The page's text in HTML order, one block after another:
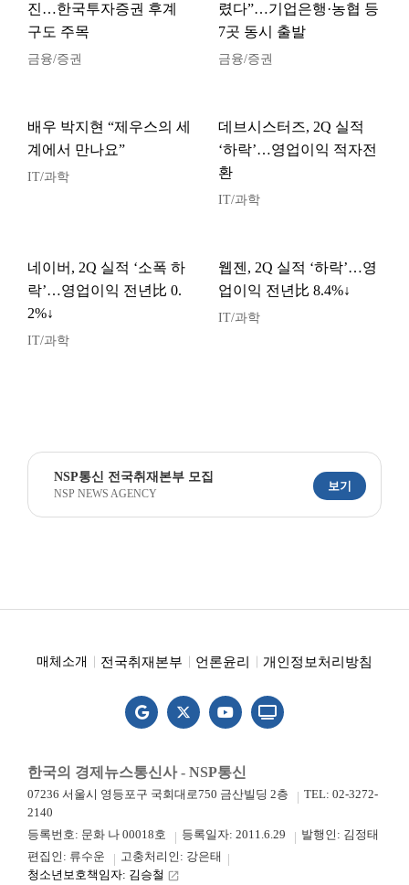
진…한국투자증권 후계
구도 주목
금융/증권
렸다”…기업은행·농협 등
7곳 동시 출발
금융/증권
배우 박지현 “제우스의 세
계에서 만나요”
IT/과학
데브시스터즈, 2Q 실적
‘하락’…영업이익 적자전
환
IT/과학
네이버, 2Q 실적 ‘소폭 하
락’…영업이익 전년比 0.
2%↓
IT/과학
웹젠, 2Q 실적 ‘하락’…영
업이익 전년比 8.4%↓
IT/과학
NSP통신 전국취재본부 모집
NSP NEWS AGENCY
보기
매체소개 전국취재본부 언론윤리 개인정보처리방침
한국의 경제뉴스통신사 - NSP통신
07236 서울시 영등포구 국회대로750 금산빌딩 2층
TEL: 02-3272-
2140
등록번호: 문화 나 00018호
등록일자: 2011.6.29
발행인: 김정태
편집인: 류수운
고충처리인: 강은태
청소년보호책임자: 김승철 launch